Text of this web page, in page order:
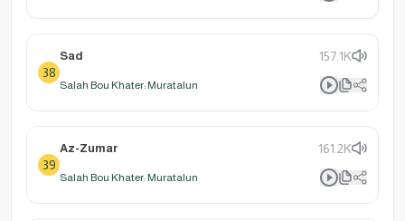
38
Sad 157.1K
Salah Bou Khater: Muratalun
39
Az-Zumar 161.2K
Salah Bou Khater: Muratalun